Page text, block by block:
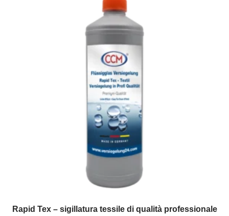
Rapid Tex – sigillatura tessile di qualità professionale